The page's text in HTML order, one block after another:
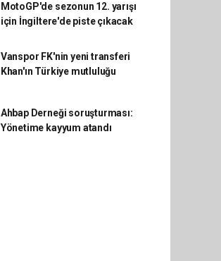
MotoGP'de sezonun 12. yarışı
için İngiltere'de piste çıkacak
Vanspor FK'nin yeni transferi
Khan'ın Türkiye mutluluğu
Ahbap Derneği soruşturması:
Yönetime kayyum atandı